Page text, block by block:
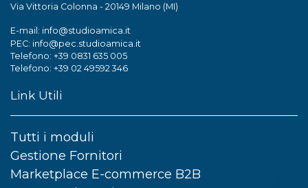
Via Vittoria Colonna - 20149 Milano (MI)
E-mail: info@studioamica.it
PEC: info@pec.studioamica.it
Telefono: +39 0831 635 005
Telefono: +39 02 49592 346
Link Utili
Tutti i moduli
Gestione Fornitori
Marketplace E-commerce B2B